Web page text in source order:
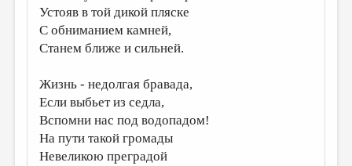
КОНКУРСЫ
ДЕТСКАЯ КОМНАТА
ОБЗОР ЛИТЕРАТУРЫ
СТРАНИЦЫ ПАМЯТИ
ОБЪЯВЛЕНИЯ
Устояв в той дикой пляске
С обниманием камней,
Станем ближе и сильней.
Жизнь - недолгая бравада,
Если выбьет из седла,
Вспомни нас под водопадом!
На пути такой громады
Невеликою преградой